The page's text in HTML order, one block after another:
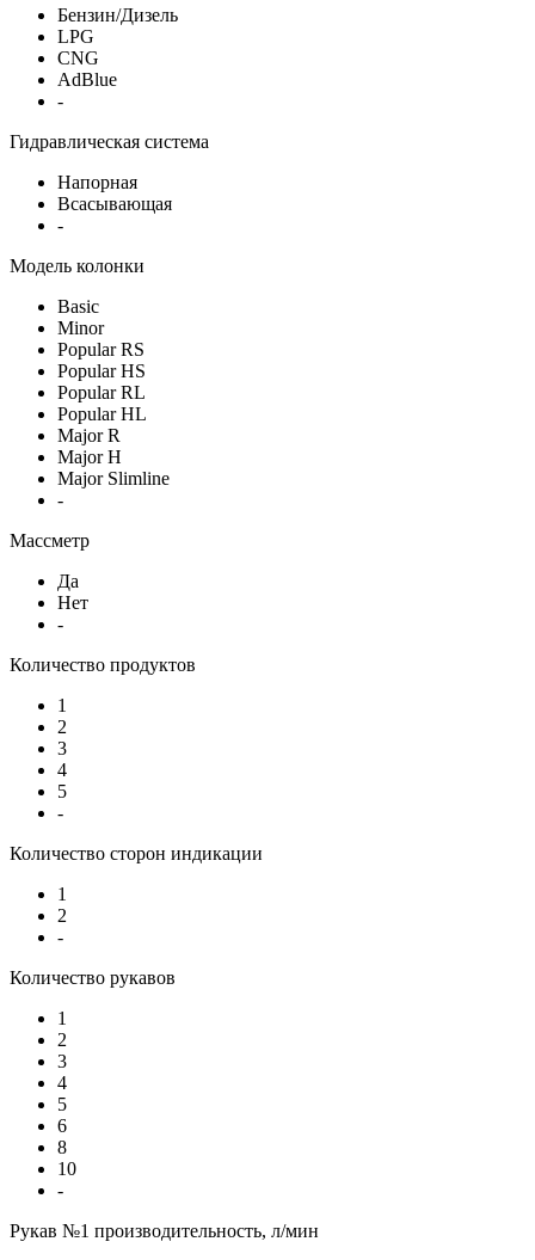
Бензин/Дизель
LPG
CNG
AdBlue
-
Гидравлическая система
Напорная
Всасывающая
-
Модель колонки
Basic
Minor
Popular RS
Popular HS
Popular RL
Popular HL
Major R
Major H
Major Slimline
-
Массметр
Да
Нет
-
Количество продуктов
1
2
3
4
5
-
Количество сторон индикации
1
2
-
Количество рукавов
1
2
3
4
5
6
8
10
-
Рукав №1 производительность, л/мин